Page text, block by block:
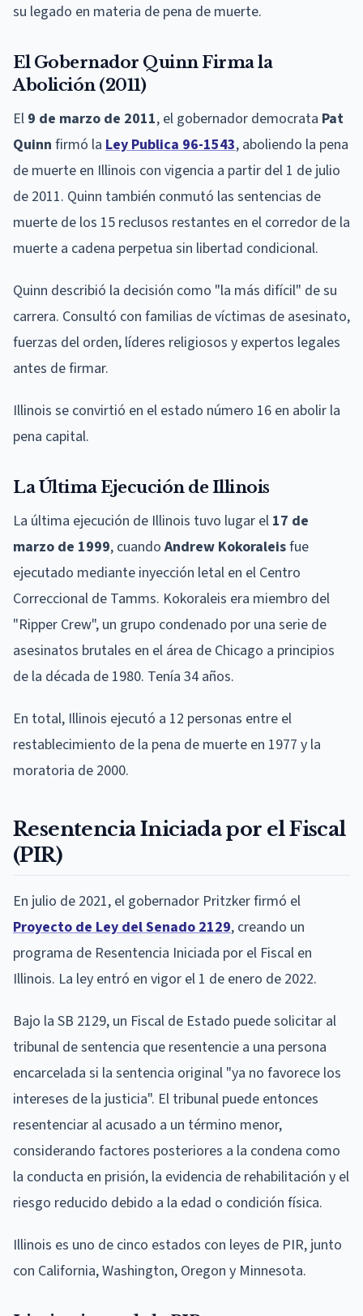
su legado en materia de pena de muerte.
El Gobernador Quinn Firma la
Abolición (2011)
El 9 de marzo de 2011, el gobernador democrata Pat
Quinn firmó la Ley Publica 96-1543, aboliendo la pena
de muerte en Illinois con vigencia a partir del 1 de julio
de 2011. Quinn también conmutó las sentencias de
muerte de los 15 reclusos restantes en el corredor de la
muerte a cadena perpetua sin libertad condicional.
Quinn describió la decisión como "la más difícil" de su
carrera. Consultó con familias de víctimas de asesinato,
fuerzas del orden, líderes religiosos y expertos legales
antes de firmar.
Illinois se convirtió en el estado número 16 en abolir la
pena capital.
La Última Ejecución de Illinois
La última ejecución de Illinois tuvo lugar el 17 de
marzo de 1999, cuandoAndrew Kokoraleisfue
ejecutado mediante inyección letal en el Centro
Correccional de Tamms. Kokoraleis era miembro del
"Ripper Crew", un grupo condenado por una serie de
asesinatos brutales en el área de Chicago a principios
de la década de 1980. Tenía 34 años.
En total, Illinois ejecutó a 12 personas entre el
restablecimiento de la pena de muerte en 1977 y la
moratoria de 2000.
Resentencia Iniciada por el Fiscal
(PIR)
En julio de 2021, el gobernador Pritzker firmó el
Proyecto de Ley del Senado 2129, creando un
programa de Resentencia Iniciada por el Fiscal en
Illinois. La ley entró en vigor el 1 de enero de 2022.
Bajo la SB 2129, un Fiscal de Estado puede solicitar al
tribunal de sentencia que resentencie a una persona
encarcelada si la sentencia original "ya no favorece los
intereses de la justicia". El tribunal puede entonces
resentenciar al acusado a un término menor,
considerando factores posteriores a la condena como
la conducta en prisión, la evidencia de rehabilitación y el
riesgo reducido debido a la edad o condición física.
Illinois es uno de cinco estados con leyes de PIR, junto
con California, Washington, Oregon y Minnesota.